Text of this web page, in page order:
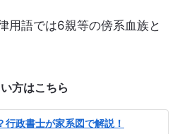
用語では6親等の傍系血族と
方はこちら
行政書士が家系図で解説！